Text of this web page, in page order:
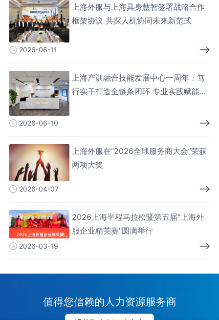
上海外服与上海具身慧智签署战略合作
框架协议 共探人机协同未来新范式
2026-06-11
上海产训融合技能发展中心一周年：笃
行实干打造全链条闭环 专业实践赋能技
2026-06-10
上海外服在“2026全球服务商大会”荣获
两项大奖
2026-04-07
2026上海半程马拉松暨第五届"上海外
服企业精英赛"圆满举行
2026-03-19
值得您信赖的人力资源服务商